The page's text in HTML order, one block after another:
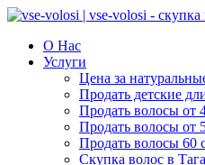
О Нас
Услуги
Цена за
Продать детские
Продать волосы от
Продать волосы от
Продать волосы 60
Скупка волос в